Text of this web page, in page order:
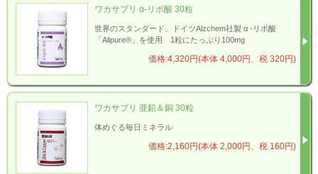
ワカサプリ α-リポ酸 30粒
世界のスタンダード、ドイツAlzchem社製 α -リポ酸
「Alipure®」を使用 1粒にたっぷり100mg
価格:4,320円(本体 4,000円、税 320円)
ワカサプリ 亜鉛＆銅 30粒
体めぐる毎日ミネラル
価格:2,160円(本体 2,000円、税 160円)